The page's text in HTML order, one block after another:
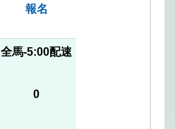
報名
全馬-5:00配速
0